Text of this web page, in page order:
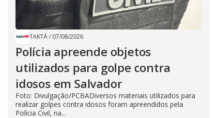
TAKTÁ/ 07/08/2026
Polícia apreende objetos
utilizados para golpe contra
idosos em Salvador
Foto: Divulgação/PCBADiversos materiais utilizados para
realizar golpes contra idosos foram apreendidos pela
Polícia Civil, na...